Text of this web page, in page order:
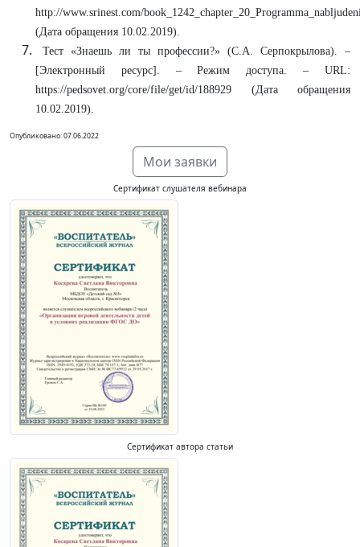
http://www.srinest.com/
(Дата обращения 10.02.2019).
Тест «Знаешь ли ты профессии?» (С.А. Серпокрылова). –
[Электронный ресурс]. – Режим доступа. – URL:
https://pedsovet.org/core/file/get/id/188929 (Дата обращения
10.02.2019).
Опубликовано: 07.06.2022
Мои заявки
Сертификат слушателя вебинара
Сертификат автора статьи